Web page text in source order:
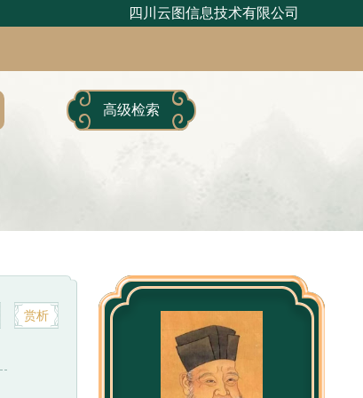
四川云图信息技术有限公司
高级检索
赏析